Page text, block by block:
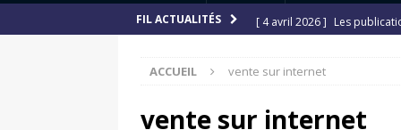
FIL ACTUALITÉS [ 4 avril 2026 ] Les
[ 12 juillet 2025 ]
[ 6 juillet 2025 ]
Renault
ACCUEIL vente sur internet
vente sur internet